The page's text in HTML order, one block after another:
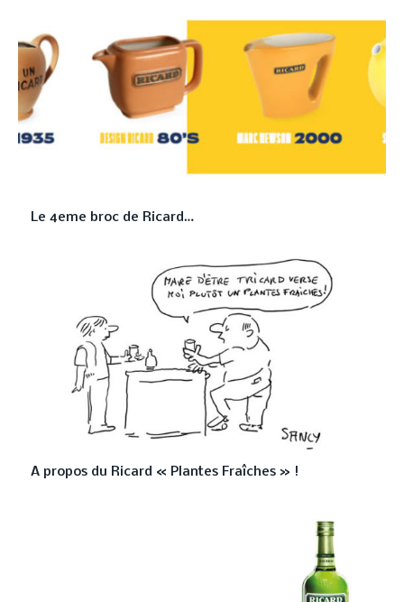
Le 4eme broc de Ricard…
A propos du Ricard « Plantes Fraîches » !